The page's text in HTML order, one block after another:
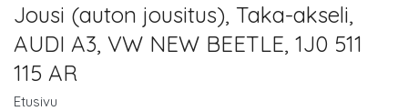
Jousi (auton jousitus), Taka-akseli,
AUDI A3, VW NEW BEETLE, 1J0 511
115 AR
Etusivu